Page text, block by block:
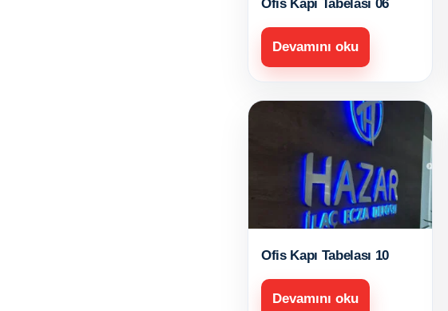
Ofis Kapı Tabelası 06
Devamını oku
Ofis Kapı Tabelası 10
Devamını oku